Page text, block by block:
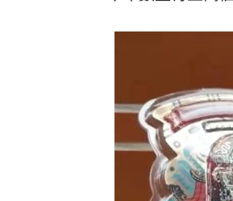
「拍片人的多重宇
理想混蛋號召粉絲